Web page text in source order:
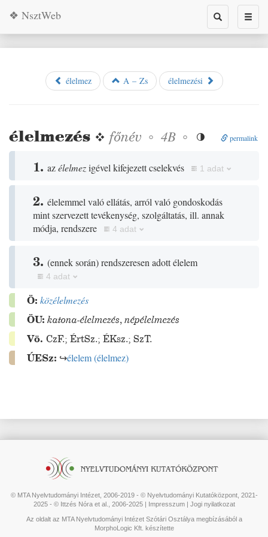
Toggle
search
❖ NsztWeb
élelmez A – Zs élelmezési
élelmezés ❖ főnév ◦ 4B ◦  permalink
1. azélelmezigével kifejezett cselekvés 1 adat
2. élelemmel való ellátás, arról való gondoskodás
mint szervezett tevékenység, szolgáltatás, ill. annak
módja, rendszere
4 adat
3. (ennek során)rendszeresen adott élelem
4 adat
Ö: közélelmezés
ÖU: katona-élelmezés,népélelmezés
Vö. CzF.; ÉrtSz.; ÉKsz.; SzT.
ÚESz: ↪élelem(élelmez)
© MTA Nyelvtudományi Intézet, 2006-2019 - © Nyelvtudományi Kutatóközpont, 2021-
2025 - © Ittzés Nóra et al., 2006-2025 | Impresszum| Jogi nyilatkozat
Az oldalt az MTA Nyelvtudományi Intézet Szótári Osztálya megbízásából a
MorphoLogic Kft. készítette